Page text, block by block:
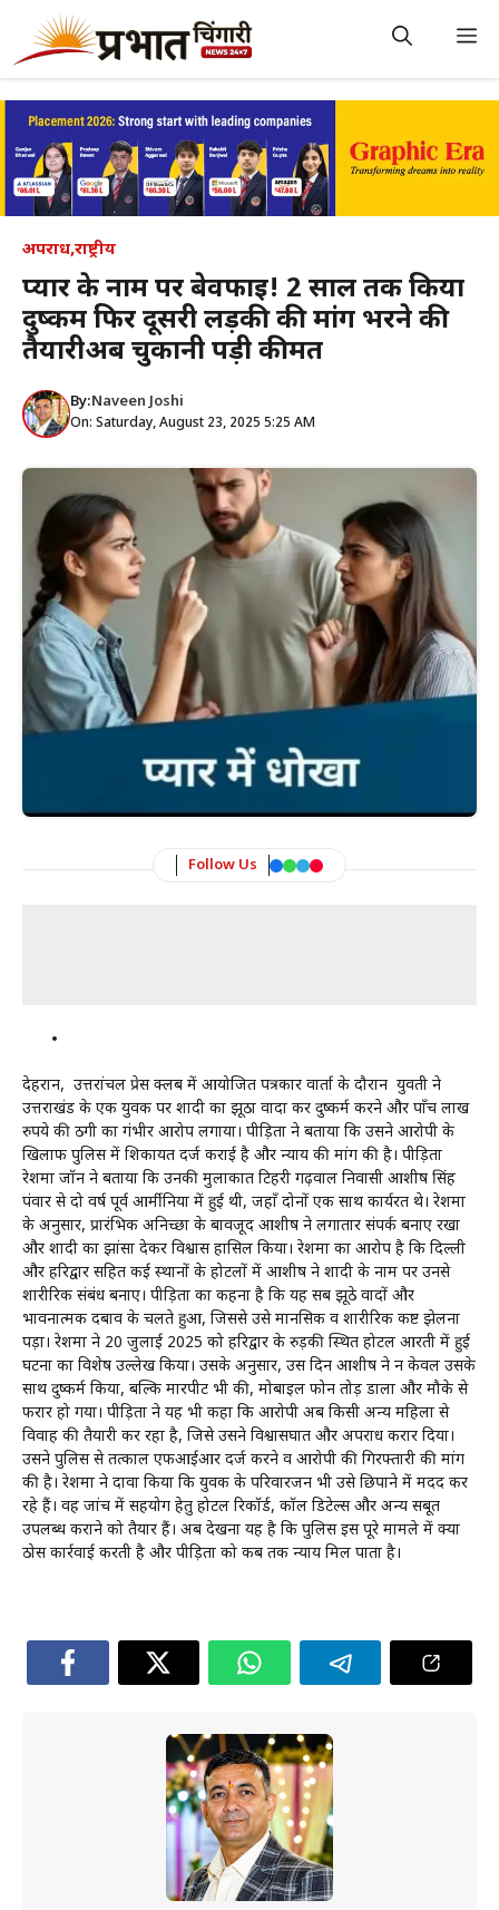
content
अपराध,राष्ट्रीय
प्यार के नाम पर बेवफाई! 2 साल तक किया
दुष्कर्म फिर दूसरी लड़की की मांग भरने की
तैयारीअब चुकानी पड़ी कीमत
By:Naveen Joshi
On: Saturday, August 23, 2025 5:25 AM
Follow Us
देहरादून, उत्तरांचल प्रेस क्लब में आयोजित पत्रकार वार्ता के दौरान युवती ने
उत्तराखंड के एक युवक पर शादी का झूठा वादा कर दुष्कर्म करने और पाँच लाख
रुपये की ठगी का गंभीर आरोप लगाया। पीड़िता ने बताया कि उसने आरोपी के
खिलाफ पुलिस में शिकायत दर्ज कराई है और न्याय की मांग की है। पीड़िता
रेशमा जॉन ने बताया कि उनकी मुलाकात टिहरी गढ़वाल निवासी आशीष सिंह
पंवार से दो वर्ष पूर्व आर्मीनिया में हुई थी, जहाँ दोनों एक साथ कार्यरत थे। रेशमा
के अनुसार, प्रारंभिक अनिच्छा के बावजूद आशीष ने लगातार संपर्क बनाए रखा
और शादी का झांसा देकर विश्वास हासिल किया। रेशमा का आरोप है कि दिल्ली
और हरिद्वार सहित कई स्थानों के होटलों में आशीष ने शादी के नाम पर उनसे
शारीरिक संबंध बनाए। पीड़िता का कहना है कि यह सब झूठे वादों और
भावनात्मक दबाव के चलते हुआ, जिससे उसे मानसिक व शारीरिक कष्ट झेलना
पड़ा। रेशमा ने 20 जुलाई 2025 को हरिद्वार के रुड़की स्थित होटल आरती में हुई
घटना का विशेष उल्लेख किया। उसके अनुसार, उस दिन आशीष ने न केवल उसके
साथ दुष्कर्म किया, बल्कि मारपीट भी की, मोबाइल फोन तोड़ डाला और मौके से
फरार हो गया। पीड़िता ने यह भी कहा कि आरोपी अब किसी अन्य महिला से
विवाह की तैयारी कर रहा है, जिसे उसने विश्वासघात और अपराध करार दिया।
उसने पुलिस से तत्काल एफआईआर दर्ज करने व आरोपी की गिरफ्तारी की मांग
की है। रेशमा ने दावा किया कि युवक के परिवारजन भी उसे छिपाने में मदद कर
रहे हैं। वह जांच में सहयोग हेतु होटल रिकॉर्ड, कॉल डिटेल्स और अन्य सबूत
उपलब्ध कराने को तैयार हैं। अब देखना यह है कि पुलिस इस पूरे मामले में क्या
ठोस कार्रवाई करती है और पीड़िता को कब तक न्याय मिल पाता है।